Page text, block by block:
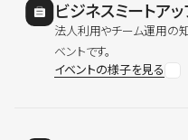
ビジネスミートアッ
法人利用やチーム運用の
ベントです。
イベントの様子を見る